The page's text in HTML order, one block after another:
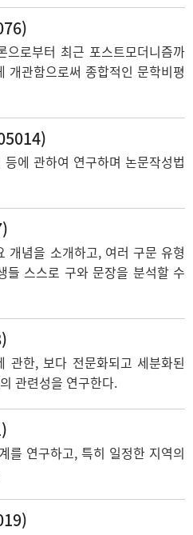
로부터 최근 포스트모더니즘까
개관함으로써 종합적인 문학비평
에 관하여 연구하며 논문작성법
개념을 소개하고, 여러 구문 유형
들 스스로 구와 문장을 분석할 수
관한, 보다 전문화되고 세분화된
관련성을 연구한다.
를 연구하고, 특히 일정한 지역의